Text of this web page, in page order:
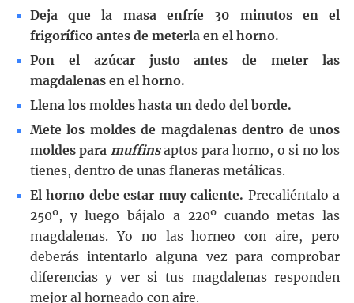
Deja que la masa enfríe 30 minutos en el
frigorífico antes de meterla en el horno.
Pon el azúcar justo antes de meter las
magdalenas en el horno.
Llena los moldes hasta un dedo del borde.
Mete los moldes de magdalenas dentro de unos
moldes para muffinsaptos para horno, o si no los
tienes, dentro de unas flaneras metálicas.
El horno debe estar muy caliente. Precaliéntalo a
250º, y luego bájalo a 220º cuando metas las
magdalenas. Yo no las horneo con aire, pero
deberás intentarlo alguna vez para comprobar
diferencias y ver si tus magdalenas responden
mejor al horneado con aire.